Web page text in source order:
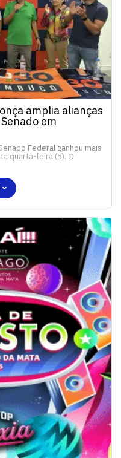
amplia alianças
em
Federal ganhou mais
quarta-feira (5). O